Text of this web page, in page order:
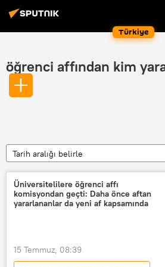
Türkiye
öğrenci affından kim
Tarih aralığı belirle
Üniversitelilere öğrenci affı
komisyondan geçti: Daha önce aftan
yararlananlar da yeni af kapsamında
15 Temmuz, 08:39